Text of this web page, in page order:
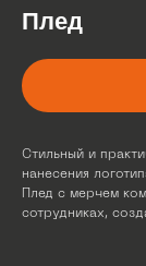
Плед
Стильный и
нанесения
Плед с мерчем
сотрудниках,